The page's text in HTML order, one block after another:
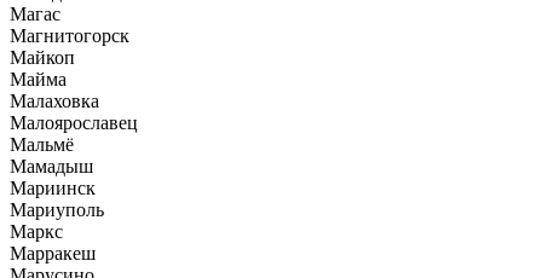
Магас
Магнитогорск
Майкоп
Майма
Малаховка
Малоярославец
Мальмё
Мамадыш
Мариинск
Мариуполь
Маркс
Марракеш